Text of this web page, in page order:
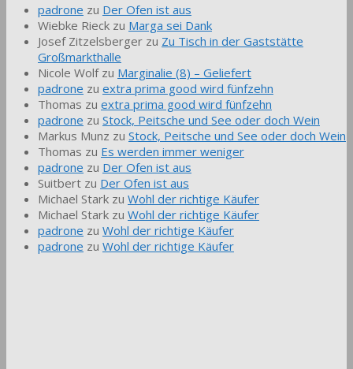
padrone zu Der Ofen ist aus
Wiebke Rieck zu Marga sei Dank
Josef Zitzelsberger zu Zu Tisch in der Gaststätte
Großmarkthalle
Nicole Wolfzu Marginalie (8) – Geliefert
padrone zu extra prima good wird fünfzehn
Thomas zu extra prima good wird fünfzehn
padrone zu Stock, Peitsche und See oder doch Wein
Markus Munz zu Stock, Peitsche und See oder doch Wein
Thomas zu Es werden immer weniger
padrone zu Der Ofen ist aus
Suitbert zu Der Ofen ist aus
Michael Stark zu Wohl der richtige Käufer
Michael Stark zu Wohl der richtige Käufer
padrone zu Wohl der richtige Käufer
padrone zu Wohl der richtige Käufer